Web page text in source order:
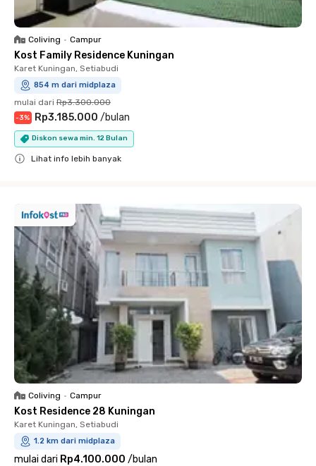
Coliving • Campur
Kost Family Residence Kuningan
Karet Kuningan, Setiabudi
854 m dari midplaza
mulai dari Rp3.300.000
-3% Rp3.185.000 /bulan
Diskon sewa min. 12 Bulan
Lihat info lebih banyak
Coliving • Campur
Kost Residence 28 Kuningan
Karet Kuningan, Setiabudi
1.2 km dari midplaza
mulai dari Rp4.100.000 /bulan